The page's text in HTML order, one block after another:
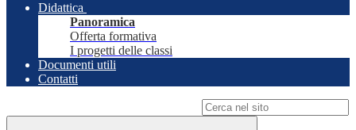
Didattica
Panoramica
Offerta formativa
I progetti delle classi
Documenti utili
Contatti